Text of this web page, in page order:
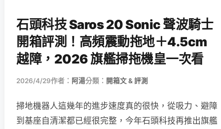
石頭科技 Saros 20 Sonic 聲波騎士
開箱評測！高頻震動拖地＋4.5cm
越障，2026 旗艦掃拖機皇一次看
2026/4/29作者： 阿湯分類： 開箱文 & 評測
掃地機器人這幾年的進步速度真的很快，從吸力、避障
到基座自清潔都已經很完整，今年石頭科技再推出旗艦